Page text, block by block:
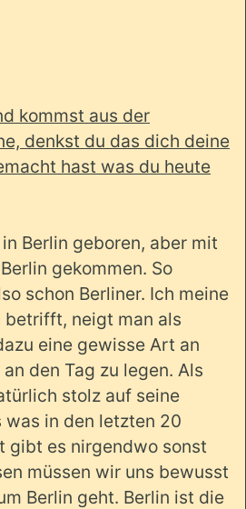
kommst aus der
denkst du das dich deine
hast was du heute
Berlin geboren, aber mit
gekommen. So
schon Berliner. Ich meine
betrifft, neigt man als
eine gewisse Art an
den Tag zu legen. Als
stolz auf seine
was in den letzten 20
gibt es nirgendwo sonst
müssen wir uns bewusst
Berlin geht. Berlin ist die